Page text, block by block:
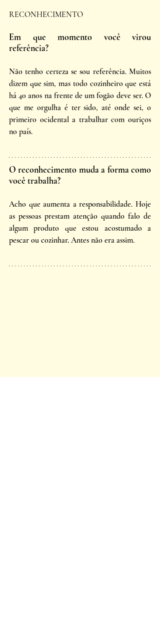
RECONHECIMENTO
Em que momento você virou
referência?
Não tenho certeza se sou referência. Muitos
dizem que sim, mas todo cozinheiro que está
há 40 anos na frente de um fogão deve ser. O
que me orgulha é ter sido, até onde sei, o
primeiro ocidental a trabalhar com ouriços
no país.
O reconhecimento muda a forma como
você trabalha?
Acho que aumenta a responsabilidade. Hoje
as pessoas prestam atenção quando falo de
algum produto que estou acostumado a
pescar ou cozinhar. Antes não era assim.